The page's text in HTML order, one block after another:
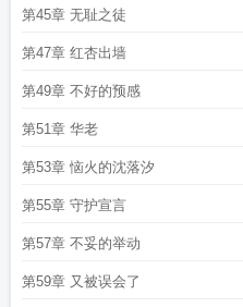
第45章 无耻之徒
第47章 红杏出墙
第49章 不好的预感
第51章 华老
第53章 恼火的沈落汐
第55章 守护宣言
第57章 不妥的举动
第59章 又被误会了